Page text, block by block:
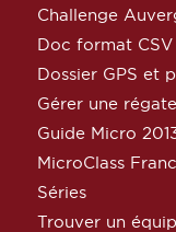
Challenge
Doc format CSV
Dossier GPS et
Gérer une régate
Guide Micro
MicroClass
Séries
Trouver un